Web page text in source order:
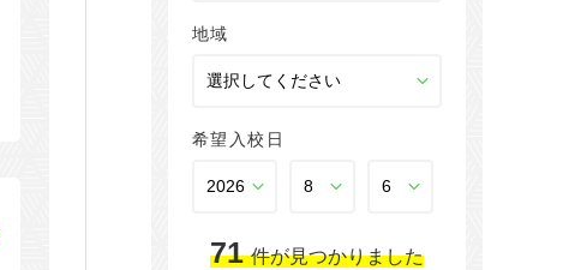
地域
希望入校日
71 件が見つかりました